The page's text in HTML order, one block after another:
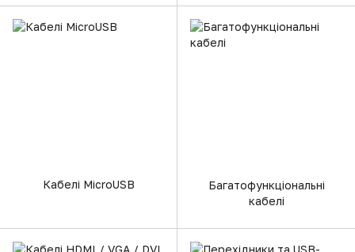
Кабелі MicroUSB
Багатофункціональні
кабелі